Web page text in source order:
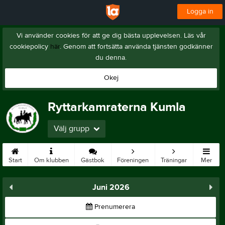
Logga in
Vi använder cookies för att ge dig bästa upplevelsen. Läs vår
cookiepolicy här. Genom att fortsätta använda tjänsten godkänner
du denna.
Okej
Ryttarkamraterna Kumla
Välj grupp
Start Om klubben Gästbok Föreningen Träningar Mer
Juni 2026
Prenumerera